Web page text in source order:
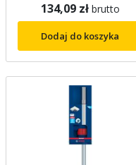
134,09 zł brutto
Dodaj do koszyka